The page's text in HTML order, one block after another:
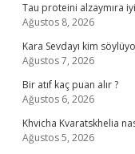
Tau proteini alzaymıra
Ağustos 8, 2026
Kara Sevdayı kim
Ağustos 7, 2026
Bir atıf kaç puan alır ?
Ağustos 6, 2026
Khvicha Kvaratskhelia
Ağustos 5, 2026